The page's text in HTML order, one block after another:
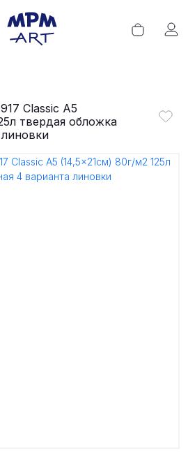
Classic A5
твердая обложка